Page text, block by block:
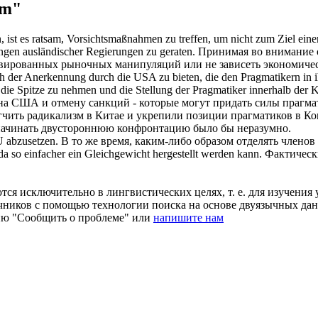
ist es ratsam, Vorsichtsmaßnahmen zu treffen, um nicht zum Ziel
ausländischer Regierungen zu geraten. Принимая во внимание
рыночных манипуляций или не зависеть
der Anerkennung durch die USA zu bieten, die den Pragmatikern
Spitze zu nehmen und die Stellung der Pragmatiker innerhalb der
США и отмену санкций - которые могут придать силы
радикализм в Китае и укрепили позиции прагматиков в
двустороннюю конфронтацию было бы неразумно.
abzusetzen. В то же время, каким-либо образом отделять
so einfacher ein Gleichgewicht hergestellt werden kann.
исключительно в лингвистических целях, т. е. для
с помощью технологии поиска на основе двуязычных
"Сообщить о проблеме" или напишите нам